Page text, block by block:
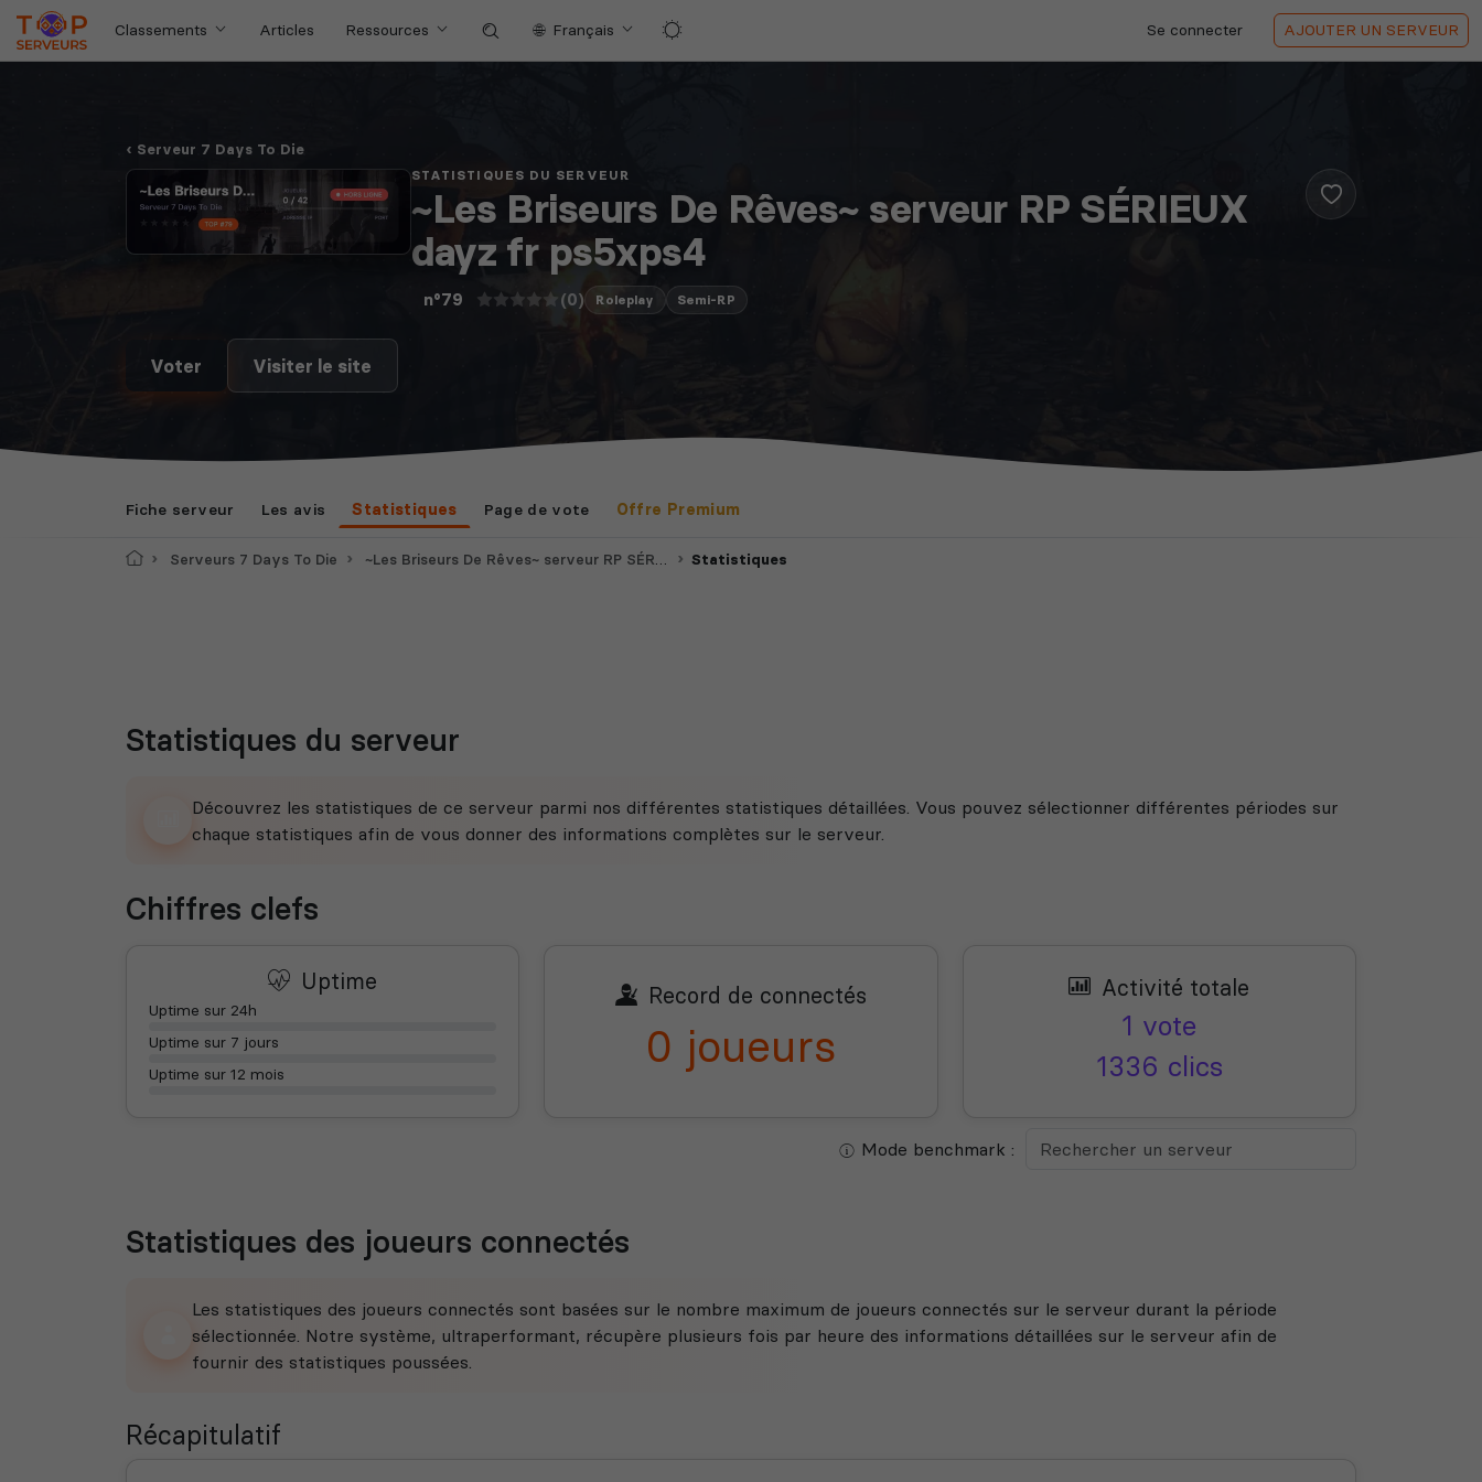
Classements Articles Ressources Français Se connecter AJOUTER UN SERVEUR
Serveur 7 Days To Die
STATISTIQUES DU SERVEUR
~Les Briseurs De Rêves~ serveur RP SÉRIEUX
dayz fr ps5xps4
n°79 (0) Roleplay Semi-RP
Voter Visiter le site
Fiche serveur Les avis Statistiques Page de vote Offre Premium
AccueilServeurs 7 Days To Die ~Les Briseurs De Rêves~ serveur RP SÉRIEUX dayz fr ps5xps4 Statistiques
Statistiques du serveur
Découvrez les statistiques de ce serveur parmi nos différentes statistiques détaillées. Vous pouvez sélectionner différentes périodes sur
chaque statistiques afin de vous donner des informations complètes sur le serveur.
Chiffres clefs
Uptime
Uptime sur 24h
Uptime sur 7 jours
Uptime sur 12 mois
Record de connectés
0 joueurs
Activité totale
1 vote
1336 clics
Mode benchmark :
Statistiques des joueurs connectés
Les statistiques des joueurs connectés sont basées sur le nombre maximum de joueurs connectés sur le serveur durant la période
sélectionnée. Notre système, ultraperformant, récupère plusieurs fois par heure des informations détaillées sur le serveur afin de
fournir des statistiques poussées.
Récapitulatif